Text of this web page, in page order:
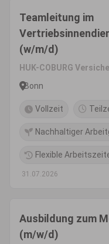
Teamleitung im
(w/m/d)
HUK-COBURG
Bonn
Vollzeit
Nachhaltiger
Flexible
31.07.2026
Ausbildung zum
(m/w/d)